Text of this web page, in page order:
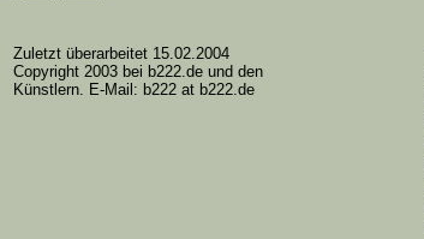
Zuletzt überarbeitet 15.02.2004
Copyright 2003 bei b222.de und den
Künstlern. E-Mail: b222 at b222.de